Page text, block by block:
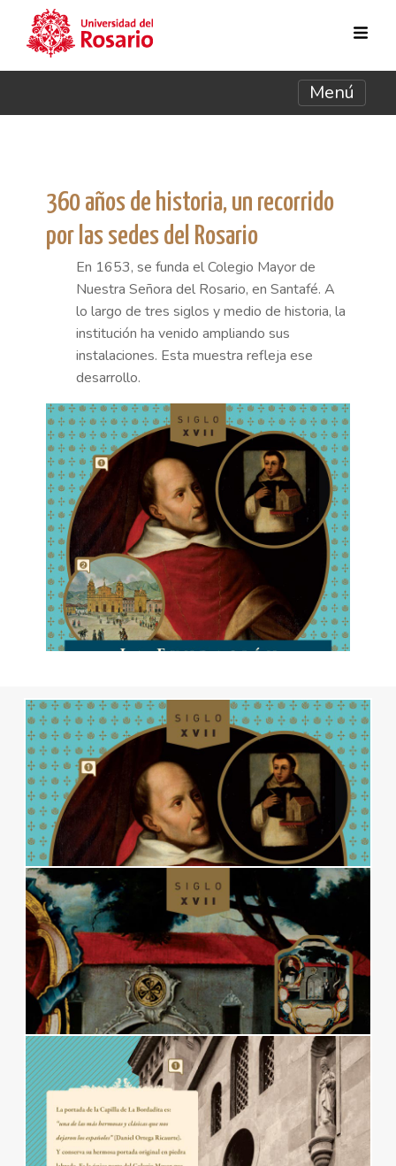
Menú
360 años de historia, un recorrido
por las sedes del Rosario
En 1653, se funda el Colegio Mayor de
Nuestra Señora del Rosario, en Santafé. A
lo largo de tres siglos y medio de historia, la
institución ha venido ampliando sus
instalaciones. Esta muestra refleja ese
desarrollo.